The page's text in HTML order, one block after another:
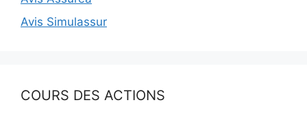
Avis Simulassur
COURS DES ACTIONS